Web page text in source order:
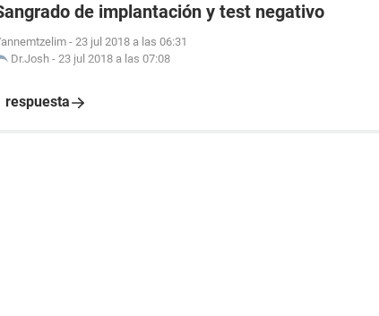
de implantación y test negativo
- 23 jul 2018 a las 06:31
Dr.Josh - 23 jul 2018 a las 07:08
respuesta